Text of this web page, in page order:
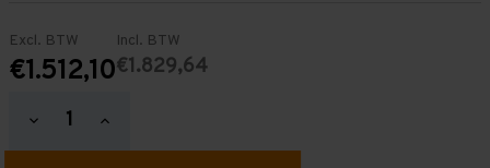
Excl. BTW
€1.512,10
Incl. BTW
€1.829,64
Hoeveelheid
verlagen
Hoeveelheid
verhogen